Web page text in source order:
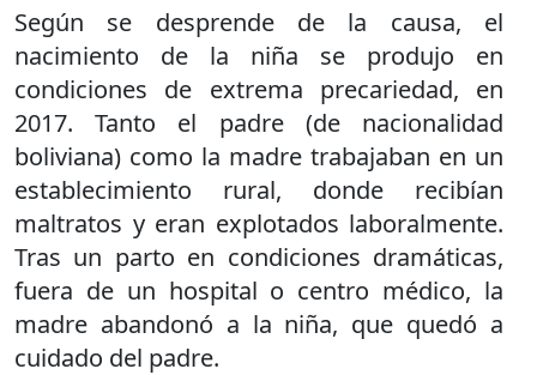
Según se desprende de la causa, el
nacimiento de la niña se produjo en
condiciones de extrema precariedad, en
2017. Tanto el padre (de nacionalidad
boliviana) como la madre trabajaban en un
establecimiento rural, donde recibían
maltratos y eran explotados laboralmente.
Tras un parto en condiciones dramáticas,
fuera de un hospital o centro médico, la
madre abandonó a la niña, que quedó a
cuidado del padre.